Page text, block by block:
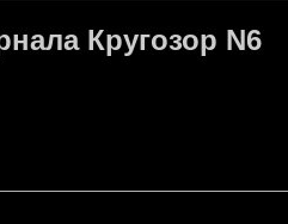
Кругозор N6